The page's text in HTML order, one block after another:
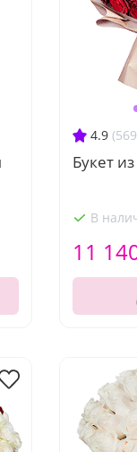
4.9
Букет
В
11